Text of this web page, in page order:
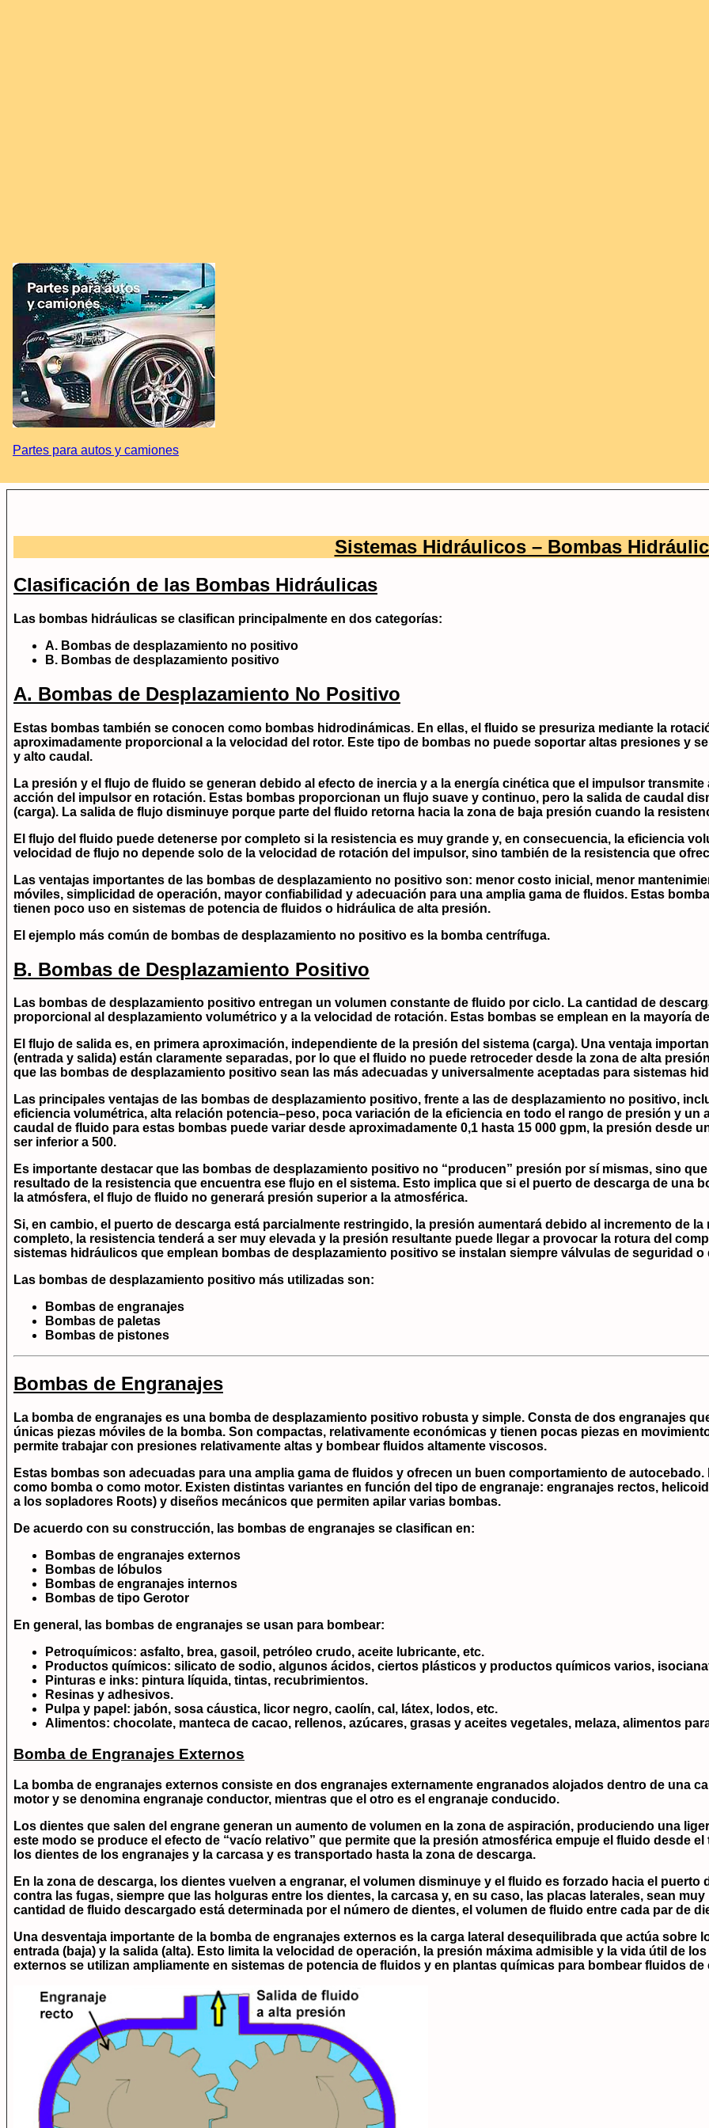
Partes para autos y camiones
Sistemas Hidráulicos – Bombas
Clasificación de las Bombas Hidráulicas
Las bombas hidráulicas se clasifican principalmente en dos categorías:
A. Bombas de desplazamiento no positivo
B. Bombas de desplazamiento positivo
A. Bombas de Desplazamiento No Positivo
Estas bombas también se conocen como bombas hidrodinámicas. En ellas, el fluido se presuriza mediante la
aproximadamente proporcional a la velocidad del rotor. Este tipo de bombas no puede soportar altas presiones y
y alto caudal.
La presión y el flujo de fluido se generan debido al efecto de inercia y a la energía cinética que el impulsor
acción del impulsor en rotación. Estas bombas proporcionan un flujo suave y continuo, pero la salida de caudal
(carga). La salida de flujo disminuye porque parte del fluido retorna hacia la zona de baja presión cuando la
El flujo del fluido puede detenerse por completo si la resistencia es muy grande y, en consecuencia, la eficiencia
velocidad de flujo no depende solo de la velocidad de rotación del impulsor, sino también de la resistencia que
Las ventajas importantes de las bombas de desplazamiento no positivo son: menor costo inicial, menor
móviles, simplicidad de operación, mayor confiabilidad y adecuación para una amplia gama de fluidos. Estas
tienen poco uso en sistemas de potencia de fluidos o hidráulica de alta presión.
El ejemplo más común de bombas de desplazamiento no positivo es la bomba centrífuga.
B. Bombas de Desplazamiento Positivo
Las bombas de desplazamiento positivo entregan un volumen constante de fluido por ciclo. La cantidad de
proporcional al desplazamiento volumétrico y a la velocidad de rotación. Estas bombas se emplean en la mayoría
El flujo de salida es, en primera aproximación, independiente de la presión del sistema (carga). Una ventaja
(entrada y salida) están claramente separadas, por lo que el fluido no puede retroceder desde la zona de alta
que las bombas de desplazamiento positivo sean las más adecuadas y universalmente aceptadas para sistemas
Las principales ventajas de las bombas de desplazamiento positivo, frente a las de desplazamiento no positivo,
eficiencia volumétrica, alta relación potencia–peso, poca variación de la eficiencia en todo el rango de presión y
caudal de fluido para estas bombas puede variar desde aproximadamente 0,1 hasta 15 000 gpm, la presión desde
ser inferior a 500.
Es importante destacar que las bombas de desplazamiento positivo no “producen” presión por sí mismas, sino
resultado de la resistencia que encuentra ese flujo en el sistema. Esto implica que si el puerto de descarga de una
la atmósfera, el flujo de fluido no generará presión superior a la atmosférica.
Si, en cambio, el puerto de descarga está parcialmente restringido, la presión aumentará debido al incremento de
completo, la resistencia tenderá a ser muy elevada y la presión resultante puede llegar a provocar la rotura del
sistemas hidráulicos que emplean bombas de desplazamiento positivo se instalan siempre válvulas de seguridad o
Las bombas de desplazamiento positivo más utilizadas son:
Bombas de engranajes
Bombas de paletas
Bombas de pistones
Bombas de Engranajes
La bomba de engranajes es una bomba de desplazamiento positivo robusta y simple. Consta de dos engranajes
únicas piezas móviles de la bomba. Son compactas, relativamente económicas y tienen pocas piezas en
permite trabajar con presiones relativamente altas y bombear fluidos altamente viscosos.
Estas bombas son adecuadas para una amplia gama de fluidos y ofrecen un buen comportamiento de
como bomba o como motor. Existen distintas variantes en función del tipo de engranaje: engranajes rectos,
a los sopladores Roots) y diseños mecánicos que permiten apilar varias bombas.
De acuerdo con su construcción, las bombas de engranajes se clasifican en:
Bombas de engranajes externos
Bombas de lóbulos
Bombas de engranajes internos
Bombas de tipo Gerotor
En general, las bombas de engranajes se usan para bombear:
Petroquímicos: asfalto, brea, gasoil, petróleo crudo, aceite lubricante, etc.
Productos químicos: silicato de sodio, algunos ácidos, ciertos plásticos y productos químicos varios,
Pinturas e inks: pintura líquida, tintas, recubrimientos.
Resinas y adhesivos.
Pulpa y papel: jabón, sosa cáustica, licor negro, caolín, cal, látex, lodos, etc.
Alimentos: chocolate, manteca de cacao, rellenos, azúcares, grasas y aceites vegetales, melaza, alimentos
Bomba de Engranajes Externos
La bomba de engranajes externos consiste en dos engranajes externamente engranados alojados dentro de una
motor y se denomina engranaje conductor, mientras que el otro es el engranaje conducido.
Los dientes que salen del engrane generan un aumento de volumen en la zona de aspiración, produciendo una
este modo se produce el efecto de “vacío relativo” que permite que la presión atmosférica empuje el fluido desde
los dientes de los engranajes y la carcasa y es transportado hasta la zona de descarga.
En la zona de descarga, los dientes vuelven a engranar, el volumen disminuye y el fluido es forzado hacia el
contra las fugas, siempre que las holguras entre los dientes, la carcasa y, en su caso, las placas laterales, sean
cantidad de fluido descargado está determinada por el número de dientes, el volumen de fluido entre cada par de
Una desventaja importante de la bomba de engranajes externos es la carga lateral desequilibrada que actúa sobre
entrada (baja) y la salida (alta). Esto limita la velocidad de operación, la presión máxima admisible y la vida útil de
externos se utilizan ampliamente en sistemas de potencia de fluidos y en plantas químicas para bombear fluidos